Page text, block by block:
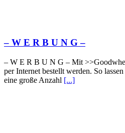
– W Ε R Β U Ν G –
– W Ε R Β U Ν G – Mit
per Internet bestellt werden. So
eine große Anzahl [...]